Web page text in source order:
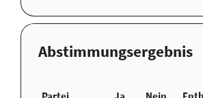
Abstimmungsergebnis